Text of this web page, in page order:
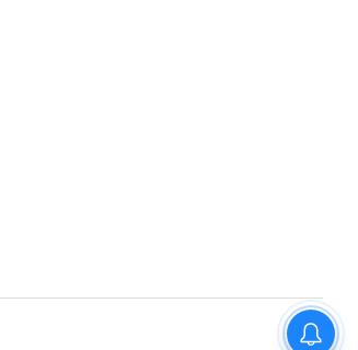
மற்ற திட்டங்கள் அறிவிக்கப்படும்”-